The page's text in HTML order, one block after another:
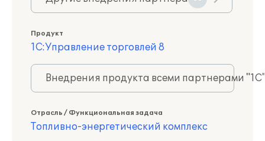
Продукт
1С:Управление торговлей 8
Внедрения продукта всеми партнерами
Отрасль / Функциональная задача
Топливно-энергетический комплекс